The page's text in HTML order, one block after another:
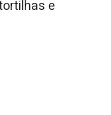
e